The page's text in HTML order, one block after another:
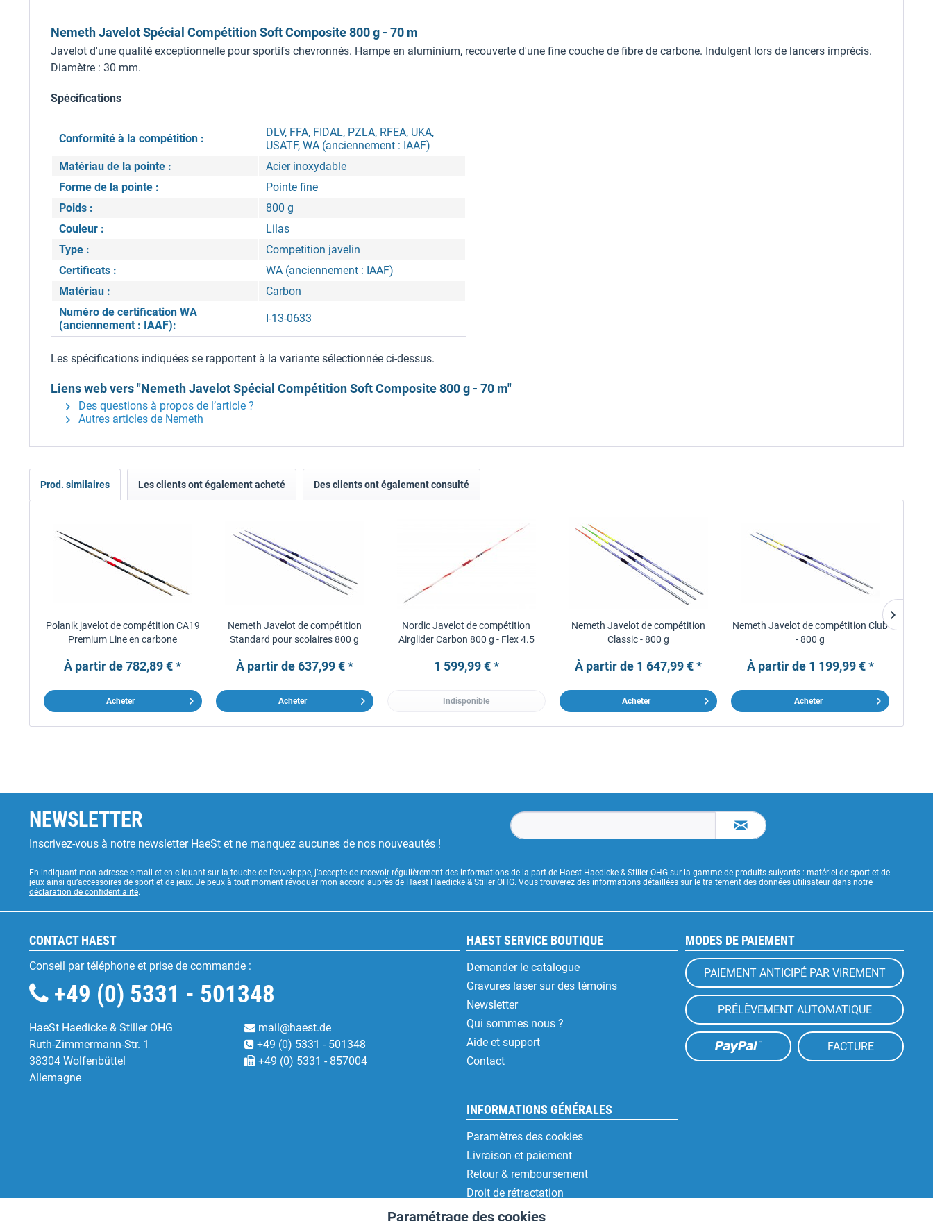
Nemeth Javelot Spécial Compétition Soft Composite 800 g - 70 m
Javelot d'une qualité exceptionnelle pour sportifs chevronnés. Hampe en aluminium, recouverte d'une fine couche de fibre de carbone. Indulgent lors de lancers imprécis.
Diamètre : 30 mm.
Spécifications
Conformité à la compétition :
DLV, FFA, FIDAL, PZLA, RFEA, UKA,
USATF, WA (anciennement : IAAF)
Matériau de la pointe :
Acier inoxydable
Forme de la pointe :
Pointe fine
Poids :
800 g
Couleur :
Lilas
Type :
Competition javelin
Certificats :
WA (anciennement : IAAF)
Matériau :
Carbon
Numéro de certification WA
(anciennement : IAAF):
I-13-0633
Les spécifications indiquées se rapportent à la variante sélectionnée ci-dessus.
Liens web vers "Nemeth Javelot Spécial Compétition Soft Composite 800 g - 70 m"
Des questions à propos de l’article ?
Autres articles de Nemeth
Prod. similaires Les clients ont également acheté Des clients ont également consulté
Polanik javelot de compétition CA19
Premium Line en carbone
À partir de 782,89 € *
Acheter
Nemeth Javelot de compétition
Standard pour scolaires 800 g
À partir de 637,99 € *
Acheter
Nordic Javelot de compétition
Airglider Carbon 800 g - Flex 4.5
1 599,99 € *
Indisponible
Nemeth Javelot de compétition
Classic - 800 g
À partir de 1 647,99 € *
Acheter
Nemeth Javelot de compétition Club
- 800 g
À partir de 1 199,99 € *
Acheter
NEWSLETTER
Inscrivez-vous à notre newsletter HaeSt et ne manquez aucunes de nos nouveautés !
En indiquant mon adresse e-mail et en cliquant sur la touche de l’enveloppe, j’accepte de recevoir régulièrement des informations de la part de Haest Haedicke & Stiller OHG sur la gamme de produits suivants : matériel de sport et de
jeux ainsi qu’accessoires de sport et de jeux. Je peux à tout moment révoquer mon accord auprès de Haest Haedicke & Stiller OHG. Vous trouverez des informations détaillées sur le traitement des données utilisateur dans notre
déclaration de confidentialité.
CONTACT HAEST
Conseil par téléphone et prise de commande :
+49 (0) 5331 - 501348
HaeSt Haedicke & Stiller OHG
Ruth-Zimmermann-Str. 1
38304 Wolfenbüttel
Allemagne
mail@haest.de
+49 (0) 5331 - 501348
+49 (0) 5331 - 857004
HAEST SERVICE BOUTIQUE
Demander le catalogue
Gravures laser sur des témoins
Newsletter
Qui sommes nous ?
Aide et support
Contact
INFORMATIONS GÉNÉRALES
Paramètres des cookies
Livraison et paiement
Retour & remboursement
Droit de rétractation
Protection des données
MODES DE PAIEMENT
PAIEMENT ANTICIPÉ PAR VIREMENT
PRÉLÈVEMENT AUTOMATIQUE
FACTURE
Paramétrage des cookies